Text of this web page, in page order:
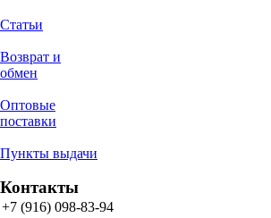
Статьи
Возврат и
обмен
Оптовые
поставки
Пункты выдачи
Контакты
+7 (916) 098-83-94